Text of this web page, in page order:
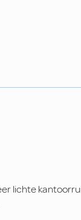
lichte